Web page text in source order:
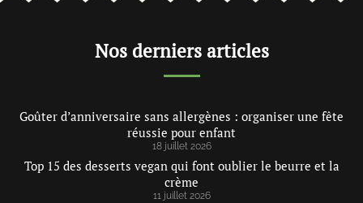
Nos derniers articles
Goûter d’anniversaire sans allergènes : organiser une fête
réussie pour enfant
18 juillet 2026
Top 15 des desserts vegan qui font oublier le beurre et la
crème
11 juillet 2026